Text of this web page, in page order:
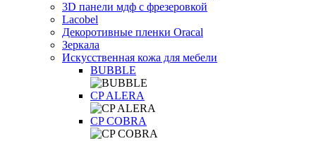
3D панели мдф с фрезеровкой
Lacobel
Декоротивные пленки Oracal
Зеркала
Искусственная кожа для мебели
BUBBLE
CP ALERA
CP COBRA